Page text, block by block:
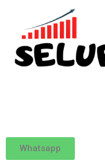
Whatsapp